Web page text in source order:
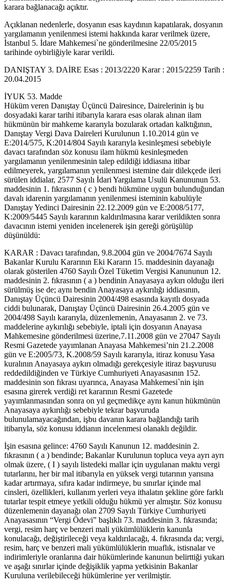
karara bağlanacağı açıktır.
Açıklanan nedenlerle, dosyanın esas kaydının kapatılarak, dosyanın
yargılamanın yenilenmesi istemi hakkında karar verilmek üzere,
İstanbul 5. İdare Mahkemesi`ne gönderilmesine 22/05/2015
tarihinde oybirliğiyle karar verildi.
DANIŞTAY 3. DAİRE Esas : 2013/2220 Karar : 2015/2259 Tarih :
20.04.2015
İYUK 53. Madde
Hüküm veren Danıştay Üçüncü Dairesince, Dairelerinin iş bu
dosyadaki karar tarihi itibarıyla karara esas olarak alınan ilam
hükmünün bir mahkeme kararıyla bozularak ortadan kalktığının,
Danıştay Vergi Dava Daireleri Kurulunun 1.10.2014 gün ve
E:2014/575, K:2014/804 Sayılı kararıyla kesinleşmesi sebebiyle
davacı tarafından söz konusu ilam hükmü kesinleşmeden
yargılamanın yenilenmesinin talep edildiği iddiasına itibar
edilmeyerek, yargılamanın yenilenmesi istemine dair dilekçede ileri
sürülen iddialar, 2577 Sayılı İdari Yargılama Usulü Kanununun 53.
maddesinin 1. fıkrasının ( c ) bendi hükmüne uygun bulunduğundan
davalı idarenin yargılamanın yenilenmesi isteminin kabulüyle
Danıştay Yedinci Dairesinin 22.12.2009 gün ve E:2008/5177,
K:2009/5445 Sayılı kararının kaldırılmasına karar verildikten sonra
davacının istemi yeniden incelenerek işin gereği görüşülüp
düşünüldü:
KARAR : Davacı tarafından, 9.8.2004 gün ve 2004/7674 Sayılı
Bakanlar Kurulu Kararının Eki Kararın 15. maddesinin dayanağı
olarak gösterilen 4760 Sayılı Özel Tüketim Vergisi Kanununun 12.
maddesinin 2. fıkrasının ( a ) bendinin Anayasaya aykırı olduğu ileri
sürülmüş ise de; aynı bendin Anayasaya aykırılığı iddiasının,
Danıştay Üçüncü Dairesinin 2004/498 esasında kayıtlı dosyada
ciddi bulunarak, Danıştay Üçüncü Dairesinin 26.4.2005 gün ve
2004/498 Sayılı kararıyla, düzenlemenin, Anayasanın 2. ve 73.
maddelerine aykırılığı sebebiyle, iptali için dosyanın Anayasa
Mahkemesine gönderilmesi üzerine,7.11.2008 gün ve 27047 Sayılı
Resmi Gazetede yayımlanan Anayasa Mahkemesi’nin 21.2.2008
gün ve E:2005/73, K.2008/59 Sayılı kararıyla, itiraz konusu Yasa
kuralının Anayasaya aykırı olmadığı gerekçesiyle itiraz başvurusu
reddedildiğinden ve Türkiye Cumhuriyeti Anayasasının 152.
maddesinin son fıkrası uyarınca, Anayasa Mahkemesi`nin işin
esasına girerek verdiği ret kararının Resmi Gazetede
yayımlanmasından sonra on yıl geçmedikçe aynı kanun hükmünün
Anayasaya aykırılığı sebebiyle tekrar başvuruda
bulunulamayacağından, işbu davanın karara bağlandığı tarih
itibarıyla, söz konusu iddianın incelenmesi olanaklı değildir.
İşin esasına gelince: 4760 Sayılı Kanunun 12. maddesinin 2.
fıkrasının ( a ) bendinde; Bakanlar Kurulunun topluca veya ayrı ayrı
olmak üzere, ( I ) sayılı listedeki mallar için uygulanan maktu vergi
tutarlarını, her bir mal itibarıyla en yüksek vergi tutarının yarısına
kadar artırmaya, sıfıra kadar indirmeye, bu sınırlar içinde mal
cinsleri, özellikleri, kullanım yerleri veya ithalatın şekline göre farklı
tutarlar tespit etmeye yetkili olduğu hükmü yer almıştır. Söz konusu
düzenlemenin dayanağı olan 2709 Sayılı Türkiye Cumhuriyeti
Anayasasının “Vergi Ödevi” başlıklı 73. maddesinin 3. fıkrasında;
vergi, resim harç ve benzeri mali yükümlülüklerin kanunla
konulacağı, değiştirileceği veya kaldırılacağı, 4. fıkrasında da; vergi,
resim, harç ve benzeri mali yükümlülüklerin muaflık, istisnalar ve
indirimleriyle oranlarına dair hükümlerinde kanunun belirttiği yukarı
ve aşağı sınırlar içinde değişiklik yapma yetkisinin Bakanlar
Kuruluna verilebileceği hükümlerine yer verilmiştir.